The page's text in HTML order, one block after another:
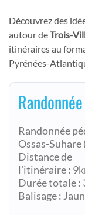
Découvrez des
autour deTrois-
itinéraires au
Pyrénées-
Randonnée
Ossas-Suhare
Distance de
l'itinéraire :
Durée totale :
Balisage :